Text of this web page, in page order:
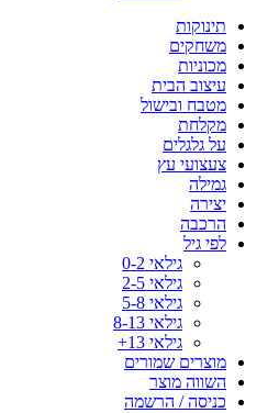
תינוקות
משחקים
מכוניות
עיצוב הבית
מטבח ובישול
מקלחת
על גלגלים
צעצועי עץ
גמילה
יצירה
הרכבה
לפי גיל
גילאי 0-2
גילאי 2-5
גילאי 5-8
גילאי 8-13
גילאי 13+
מוצרים שמורים
השווה מוצר
כניסה / הרשמה